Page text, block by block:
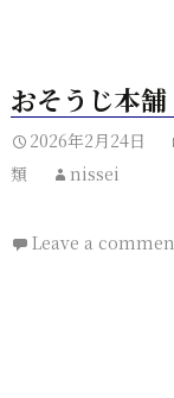
2026年2月24日
類
nissei
Leave a